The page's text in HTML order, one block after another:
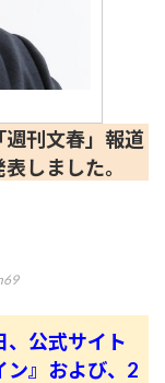
刊文春」報道
しました。
、公式サイト
ン』および、2